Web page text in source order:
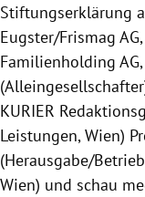
Stiftungserklärung
Eugster/Frismag
Familienholding
KURIER
Leistungen, Wien)
(Herausgabe/
Wien) und schau